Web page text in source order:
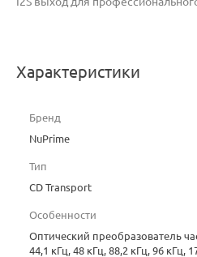
Характеристики
Бренд
NuPrime
Тип
CD Transport
Особенности
Оптический преобразователь
44,1 кГц, 48 кГц, 88,2 кГц, 96 кГц,